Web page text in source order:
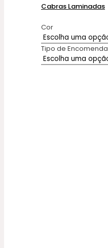
Cabras Laminadas
Cor
Tipo de Encomenda